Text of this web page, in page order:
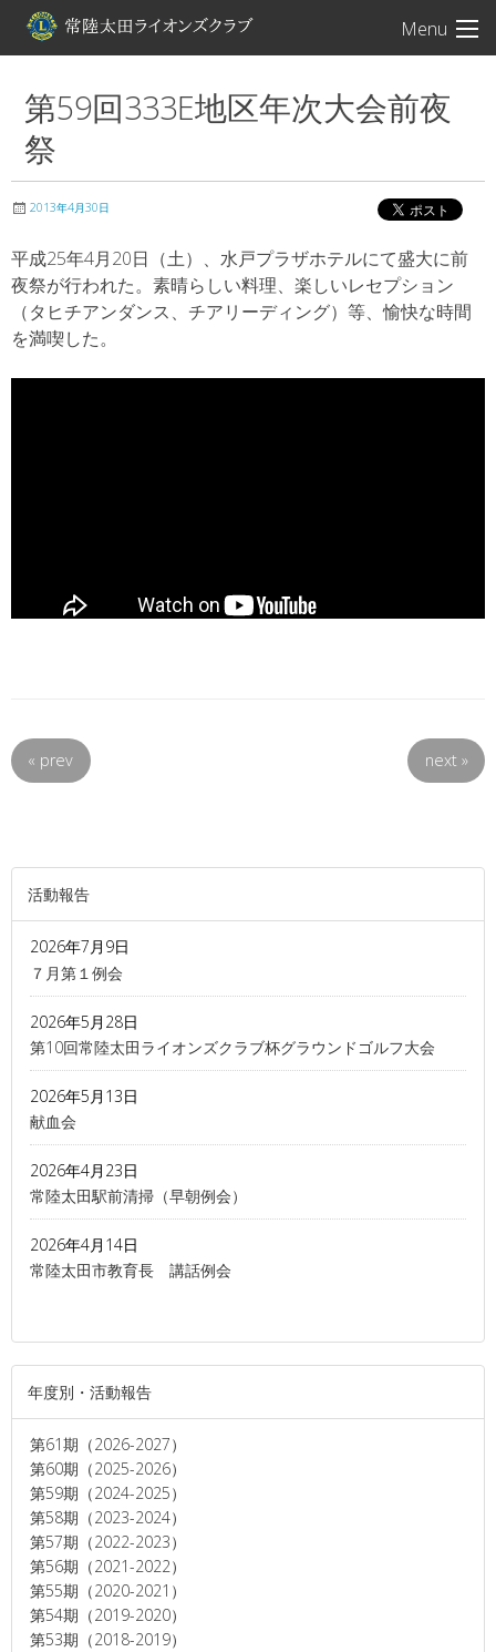
Menu
常陸太田ライオン
第59回333E地区年次大会前夜
祭
2013年4月30日
平成25年4月20日（土）、水戸プラザホテルにて盛大に前
夜祭が行われた。素晴らしい料理、楽しいレセプション
（タヒチアンダンス、チアリーディング）等、愉快な時間
を満喫した。
« prev next »
活動報告
2026年7月9日
７月第１例会
2026年5月28日
第10回常陸太田ライオンズクラブ杯グラウンドゴルフ大会
2026年5月13日
献血会
2026年4月23日
常陸太田駅前清掃（早朝例会）
2026年4月14日
常陸太田市教育長 講話例会
年度別・活動報告
第61期（2026-2027）
第60期（2025-2026）
第59期（2024-2025）
第58期（2023-2024）
第57期（2022-2023）
第56期（2021-2022）
第55期（2020-2021）
第54期（2019-2020）
第53期（2018-2019）